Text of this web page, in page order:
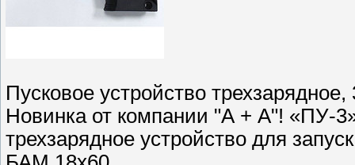
Пусковое устройство
Новинка от компании "А + А"! «ПУ-
трехзарядное устройство для